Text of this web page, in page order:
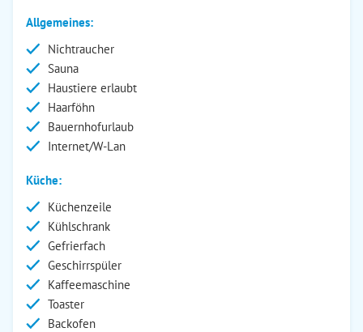
Allgemeines:
Nichtraucher
Sauna
Haustiere erlaubt
Haarföhn
Bauernhofurlaub
Internet/W-Lan
Küche:
Küchenzeile
Kühlschrank
Gefrierfach
Geschirrspüler
Kaffeemaschine
Toaster
Backofen